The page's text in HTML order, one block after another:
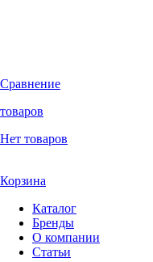
Сравнение
товаров
Нет товаров
Корзина
Каталог
Бренды
О компании
Статьи